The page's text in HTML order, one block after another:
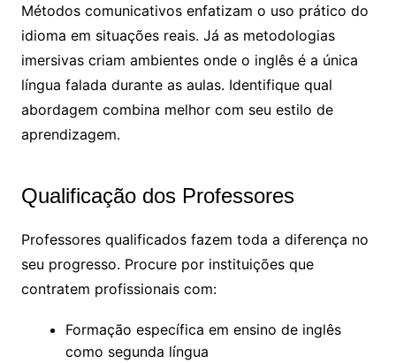
Métodos comunicativos enfatizam o uso prático do
idioma em situações reais. Já as metodologias
imersivas criam ambientes onde o inglês é a única
língua falada durante as aulas. Identifique qual
abordagem combina melhor com seu estilo de
aprendizagem.
Qualificação dos Professores
Professores qualificados fazem toda a diferença no
seu progresso. Procure por instituições que
contratem profissionais com:
Formação específica em ensino de inglês
como segunda língua